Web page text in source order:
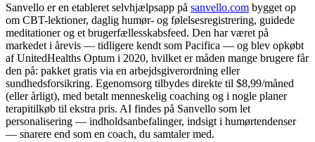
Sanvello er en etableret selvhjælpsapp på sanvello.com bygget op
om CBT-lektioner, daglig humør- og følelsesregistrering, guidede
meditationer og et brugerfællesskabsfeed. Den har været på
markedet i årevis — tidligere kendt som Pacifica — og blev opkøbt
af UnitedHealths Optum i 2020, hvilket er måden mange brugere får
den på: pakket gratis via en arbejdsgiverordning eller
sundhedsforsikring. Egenomsorg tilbydes direkte til $8,99/måned
(eller årligt), med betalt menneskelig coaching og i nogle planer
terapitilkøb til ekstra pris. AI findes på Sanvello som let
personalisering — indholdsanbefalinger, indsigt i humørtendenser
— snarere end som en coach, du samtaler med.